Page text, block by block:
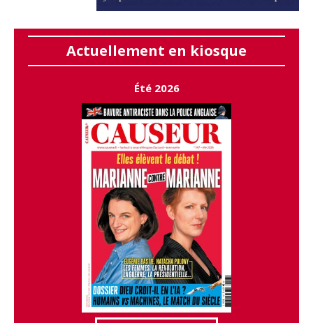
Actuellement en kiosque
Été 2026